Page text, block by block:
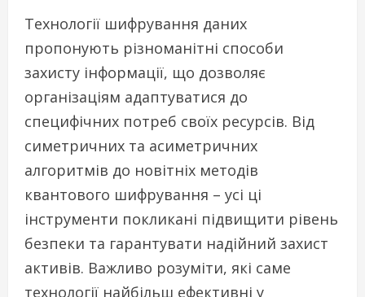
Технології шифрування даних
пропонують різноманітні способи
захисту інформації, що дозволяє
організаціям адаптуватися до
специфічних потреб своїх ресурсів. Від
симетричних та асиметричних
алгоритмів до новітніх методів
квантового шифрування – усі ці
інструменти покликані підвищити рівень
безпеки та гарантувати надійний захист
активів. Важливо розуміти, які саме
технології найбільш ефективні у